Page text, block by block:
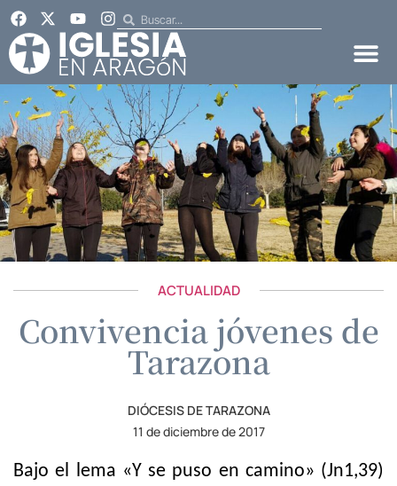
ACTUALIDAD
Convivencia jóvenes de
Tarazona
DIÓCESIS DE TARAZONA
11 de diciembre de 2017
Bajo el lema «Y se puso en camino» (Jn1,39)